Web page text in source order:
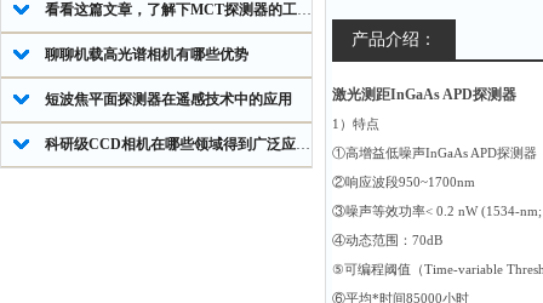
看看这篇文章，了解下MCT探测器的工作原理
聊聊机载高光谱相机有哪些优势
短波焦平面探测器在遥感技术中的应用
科研级CCD相机在哪些领域得到广泛应用？
产品介绍：
激光测距InGaAs APD探测器
1 ）特点
①高增益低噪声InGaAs APD探测器
②响应波段950~1700nm
③噪声等效功率< 0.2 nW (1534-
④动态范围： 70dB
⑤可编程阈值（Time-variable
⑥平均*时间85000小时